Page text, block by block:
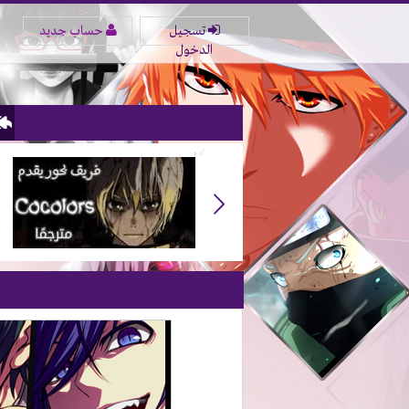
تسجيل
الدخول
حساب جديد